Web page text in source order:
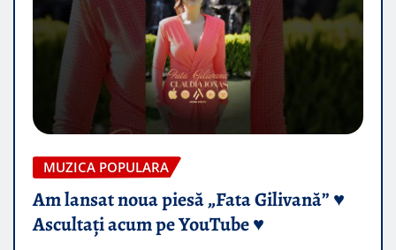
MUZICA POPULARA
Am lansat noua piesă „Fata Gilivană” ♥️
Ascultați acum pe YouTube ♥️